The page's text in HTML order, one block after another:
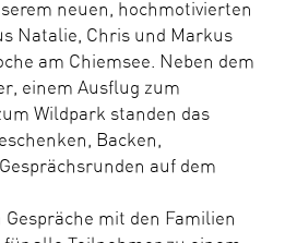
neuen, hochmotivierten
Natalie, Chris und Markus
am Chiemsee. Neben dem
einem Ausflug zum
Wildpark standen das
Backen,
auf dem
mit den Familien